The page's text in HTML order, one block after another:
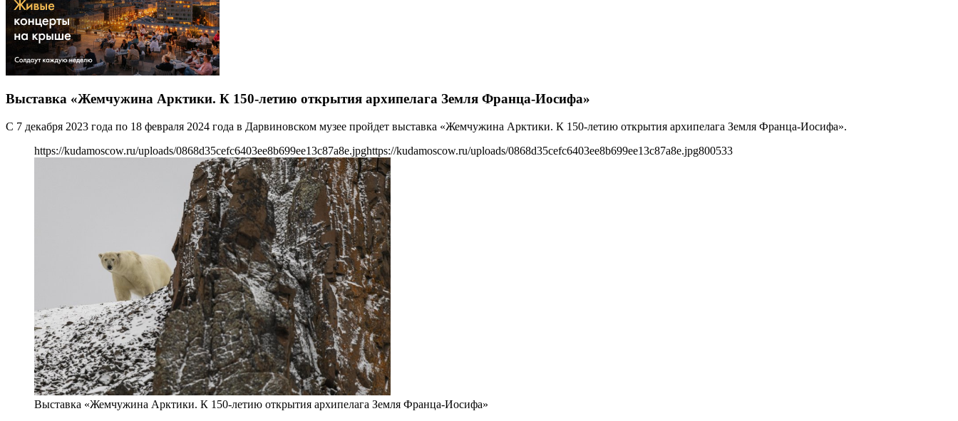
Выставка «Жемчужина Арктики. К 150-летию открытия архипелага Земля Франца-Иосифа»
С 7 декабря 2023 года по 18 февраля 2024 года в Дарвиновском музее пройдет выставка «Жемчужина Арктики. К 150-летию открытия архипелага Земля Франца-Иосифа».
https://kudamoscow.ru/uploads/0868d35cefc6403ee8b699ee13c87a8e.jpghttps://kudamoscow.ru/uploads/0868d35cefc6403ee8b699ee13c87a8e.jpg800533
Выставка «Жемчужина Арктики. К 150-летию открытия архипелага Земля Франца-Иосифа»